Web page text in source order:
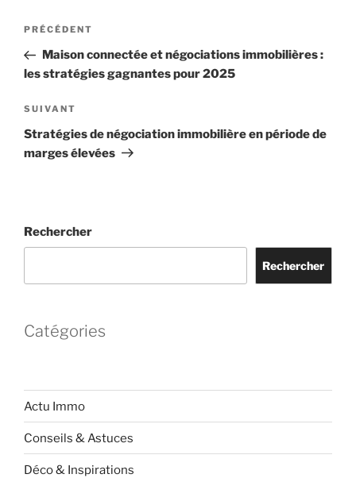
Navigation
l’article
Article
précédent
PRÉCÉDENT
Maison connectée et négociations immobilières :
les stratégies gagnantes pour 2025
Article
suivant
SUIVANT
Stratégies de négociation immobilière en période de
marges élevées
Rechercher
Rechercher
Catégories
Actu Immo
Conseils & Astuces
Déco & Inspirations